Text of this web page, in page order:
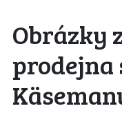
Obrázky